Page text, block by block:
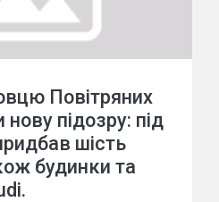
Повітряних
підозру: під
шість
будинки та